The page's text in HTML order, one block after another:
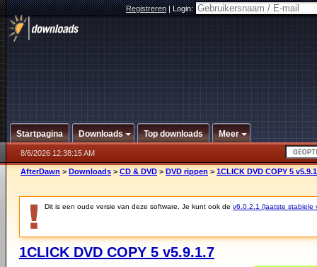
Registreren|Login:
Startpagina Downloads Top downloads Meer
8/6/2026 12:38:15 AM
AfterDawn > Downloads > CD & DVD > DVD rippen > 1CLICK DVD COPY 5
Dit is een oude versie van deze software. Je kunt ook de v6.0.2.1 (laatste stabiele
1CLICK DVD COPY 5 v5.9.1.7